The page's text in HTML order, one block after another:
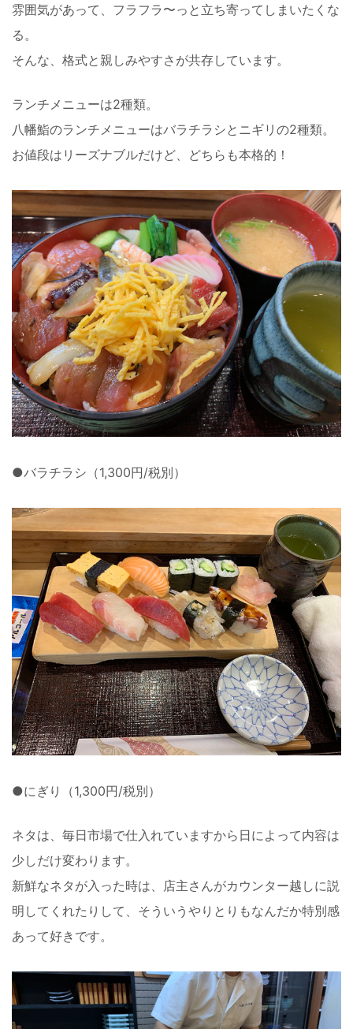
雰囲気があって、フラフラ〜っと立ち寄ってしまいたくな
る。
そんな、格式と親しみやすさが共存しています。
ランチメニューは2種類。
八幡鮨のランチメニューはバラチラシとニギリの2種類。
お値段はリーズナブルだけど、どちらも本格的！
●バラチラシ（1,300円/税別）
●にぎり（1,300円/税別）
ネタは、毎日市場で仕入れていますから日によって内容は
少しだけ変わります。
新鮮なネタが入った時は、店主さんがカウンター越しに説
明してくれたりして、そういうやりとりもなんだか特別感
あって好きです。